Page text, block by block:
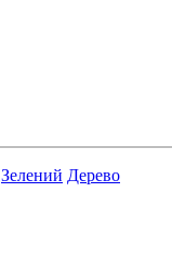
Зелений Дерево